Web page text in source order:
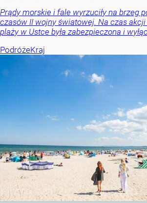
Prądy morskie i fale wyrzuciły na brzeg
czasów II wojny światowej. Na czas
plaży w Ustce była zabezpieczona i
PodróżeKraj